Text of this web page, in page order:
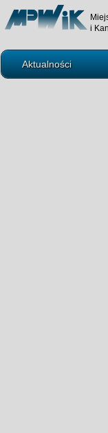
i
Aktualności